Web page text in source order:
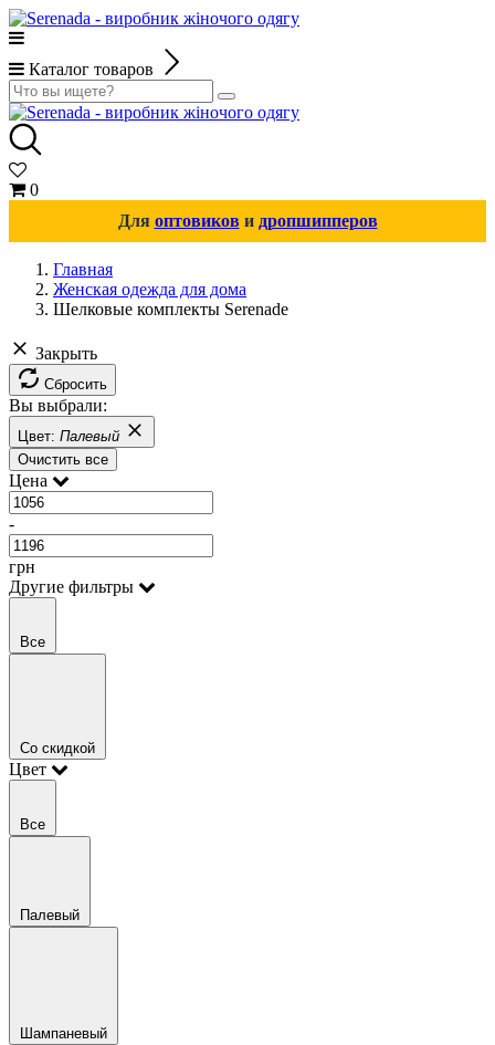
Каталог товаров
0
Для оптовикови дропшипперов
Главная
Женская одежда для дома
Шелковые комплекты Serenade
Закрыть
Сбросить
Вы выбрали:
Цвет: Палевый
Очистить все
Цена
-
грн
Другие фильтры
Все
Со скидкой
Цвет
Все
Палевый
Шампаневый